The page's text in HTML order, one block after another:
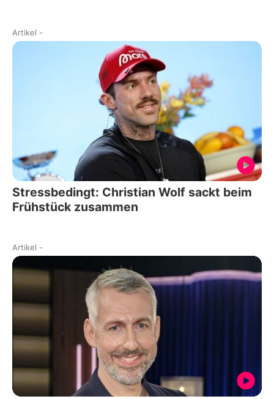
Artikel -
Stressbedingt: Christian Wolf sackt beim
Frühstück zusammen
Artikel -